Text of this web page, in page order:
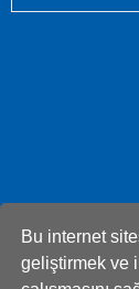
Bu internet
geliştirmek ve